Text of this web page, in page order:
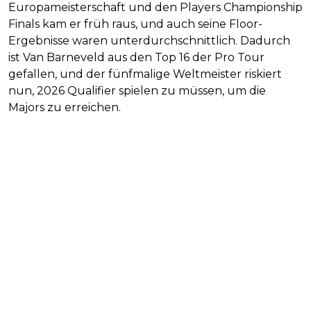
Europameisterschaft und den Players Championship
Finals kam er früh raus, und auch seine Floor-
Ergebnisse waren unterdurchschnittlich. Dadurch
ist Van Barneveld aus den Top 16 der Pro Tour
gefallen, und der fünfmalige Weltmeister riskiert
nun, 2026 Qualifier spielen zu müssen, um die
Majors zu erreichen.